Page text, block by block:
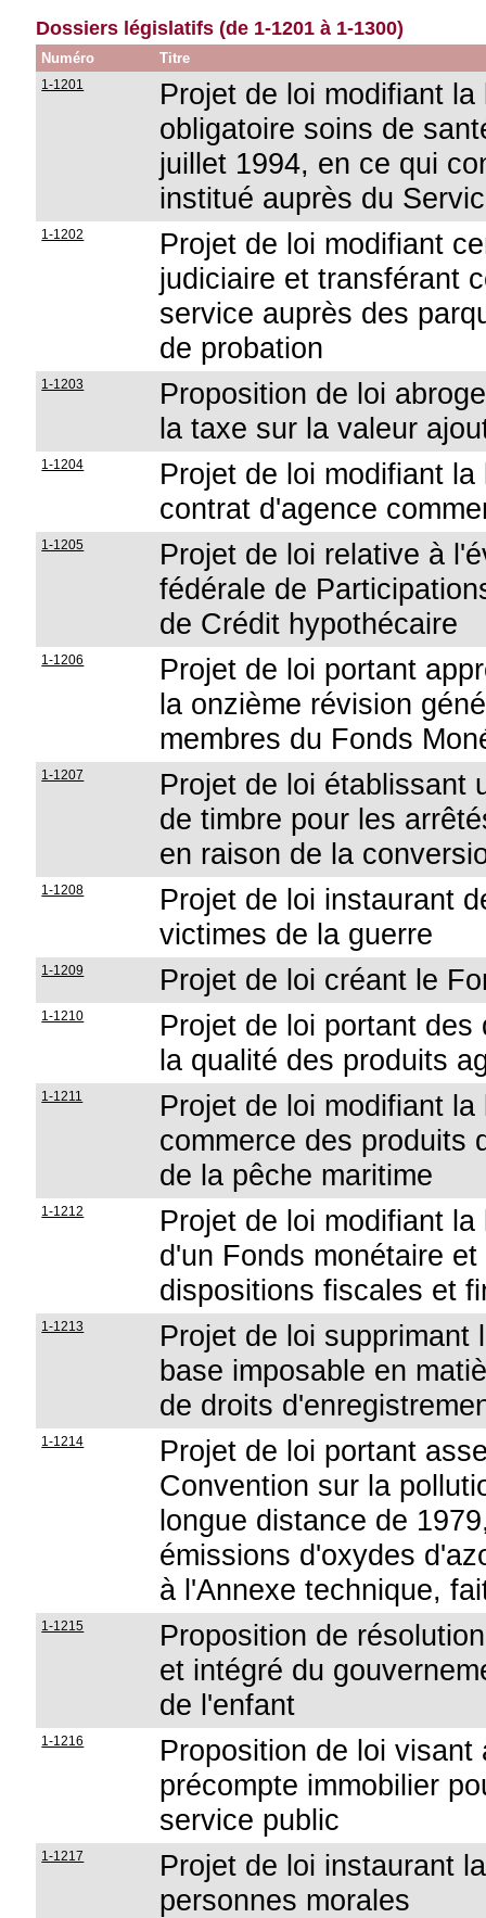
Dossiers législatifs (de 1-1201 à 1-1300)
Numéro Titre
1-1201
Projet de loi modifiant
obligatoire soins de
juillet 1994, en ce qui
institué auprès du
1-1202
Projet de loi modifiant
judiciaire et transférant
service auprès des
de probation
1-1203
Proposition de loi
la taxe sur la valeur
1-1204
Projet de loi modifiant
contrat d'agence
1-1205
Projet de loi relative à
fédérale de
de Crédit hypothécaire
1-1206
Projet de loi portant
la onzième révision
membres du Fonds
1-1207
Projet de loi établissant
de timbre pour les
en raison de la
1-1208
Projet de loi instaurant
victimes de la guerre
1-1209 Projet de loi créant le
1-1210
Projet de loi portant
la qualité des produits
1-1211
Projet de loi modifiant
commerce des produits
de la pêche maritime
1-1212
Projet de loi modifiant
d'un Fonds monétaire
dispositions fiscales et
1-1213
Projet de loi supprimant
base imposable en
de droits
1-1214
Projet de loi portant
Convention sur la
longue distance de
émissions d'oxydes
à l'Annexe technique,
1-1215
Proposition de
et intégré du
de l'enfant
1-1216
Proposition de loi
précompte immobilier
service public
1-1217
Projet de loi instaurant
personnes morales